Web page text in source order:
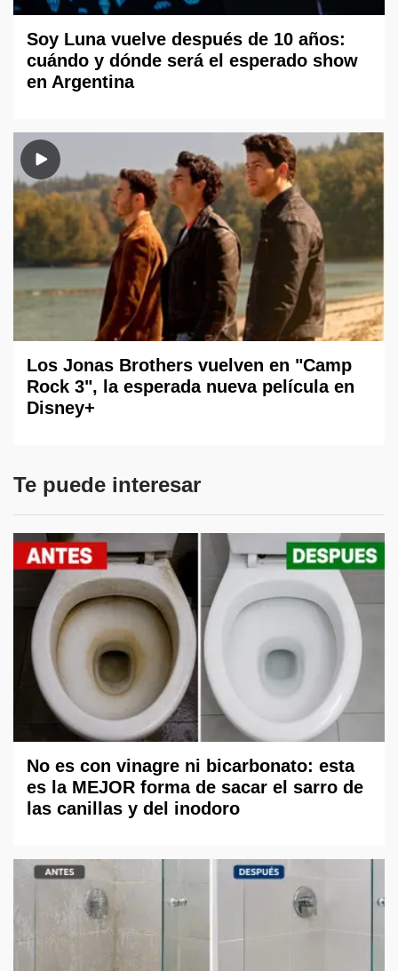
Soy Luna vuelve después de 10 años:
cuándo y dónde será el esperado show
en Argentina
Los Jonas Brothers vuelven en "Camp
Rock 3", la esperada nueva película en
Disney+
Te puede interesar
No es con vinagre ni bicarbonato: esta
es la MEJOR forma de sacar el sarro de
las canillas y del inodoro